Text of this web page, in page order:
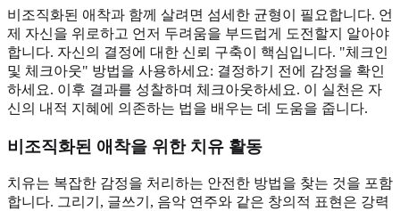
비조직화된 애착과 함께 살려면 섬세한 균형이 필요합니다. 언
제 자신을 위로하고 언저 두려움을 부드럽게 도전할지 알아야
합니다. 자신의 결정에 대한 신뢰 구축이 핵심입니다. "체크인
및 체크아웃" 방법을 사용하세요: 결정하기 전에 감정을 확인
하세요. 이후 결과를 성찰하며 체크아웃하세요. 이 실천은 자
신의 내적 지혜에 의존하는 법을 배우는 데 도움을 줍니다.
비조직화된 애착을 위한 치유 활동
치유는 복잡한 감정을 처리하는 안전한 방법을 찾는 것을 포함
합니다. 그리기, 글쓰기, 음악 연주와 같은 창의적 표현은 강력